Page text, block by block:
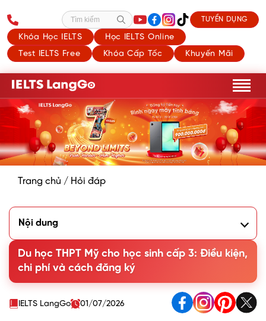
Khóa Học IELTS
Học IELTS Online
Test IELTS Free
Khóa Cấp Tốc Khuyến Mãi
Tìm kiếm TUYỂN DỤNG
Trang chủ / Hỏi đáp
Nội dung
Cơ hội vào đại học top thế giới
Phát triển ngôn ngữ tự nhiên và toàn diện
2. Điều kiện du học Mỹ bậc THPT
Du học THPT Mỹ cho học sinh cấp 3: Điều kiện,
chi phí và cách đăng ký
IELTS LangGo 01/07/2026